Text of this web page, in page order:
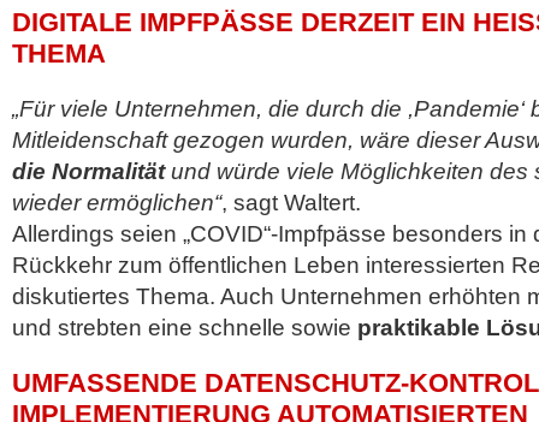
DIGITALE IMPFPÄSSE DERZEIT EIN
HEMA
„Für viele Unternehmen, die durch die ,Pandemie‘
Mitleidenschaft gezogen wurden, wäre dieser
die Normalitätund würde viele Möglichkeiten des
wieder ermöglichen“, sagt Waltert.
Allerdings seien „COVID“-Impfpässe besonders
Rückkehr zum öffentlichen Leben interessierten
diskutiertes Thema. Auch Unternehmen erhöhten
und strebten eine schnelle sowie praktikable
UMFASSENDE DATENSCHUTZ-
IMPLEMENTIERUNG AUTOMATISIERTEN